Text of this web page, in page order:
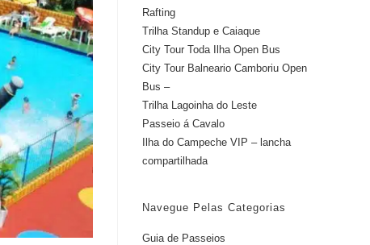
Rafting
Trilha Standup e Caiaque
City Tour Toda Ilha Open Bus
City Tour Balneario Camboriu Open
Bus –
Trilha Lagoinha do Leste
Passeio á Cavalo
Ilha do Campeche VIP – lancha
compartilhada
Navegue Pelas Categorias
Guia de Passeios